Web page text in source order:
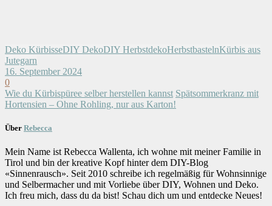
Deko KürbisseDIY DekoDIY HerbstdekoHerbstbastelnKürbis aus
Jutegarn
16. September 2024
0
Wie du Kürbispüree selber herstellen kannst Spätsommerkranz mit
Hortensien – Ohne Rohling, nur aus Karton!
Über Rebecca
Mein Name ist Rebecca Wallenta, ich wohne mit meiner Familie in
Tirol und bin der kreative Kopf hinter dem DIY-Blog
«Sinnenrausch». Seit 2010 schreibe ich regelmäßig für Wohnsinnige
und Selbermacher und mit Vorliebe über DIY, Wohnen und Deko.
Ich freu mich, dass du da bist! Schau dich um und entdecke Neues!